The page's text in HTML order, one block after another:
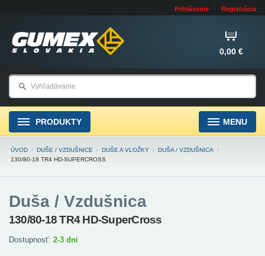
Prihlásenie Registrácia
0,00 €
PRODUKTY MENU
ÚVOD / DUŠE / VZDUŠNICE / DUŠE A VLOŽKY / DUŠA / VZDUŠNICA
/
130/80-18 TR4 HD-SUPERCROSS
Duša / Vzdušnica
130/80-18 TR4 HD-SuperCross
Dostupnosť: 2-3 dni